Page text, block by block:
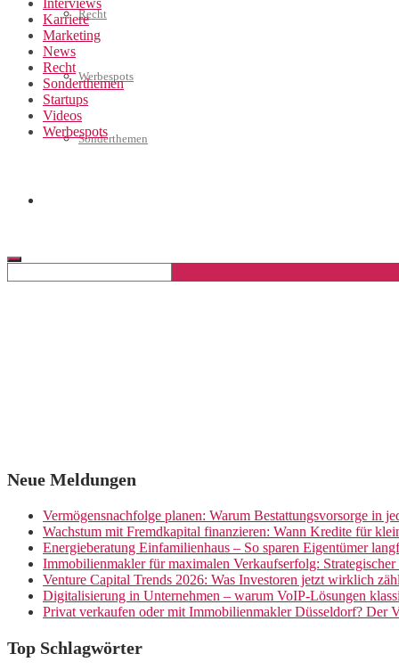
Recht
Werbespots
Sonderthemen
Interviews
Karriere
Marketing
News
Recht
Sonderthemen
Startups
Videos
Werbespots
Neue Meldungen
Vermögensnachfolge planen: Warum Bestattungsvorsorge in
Wachstum mit Fremdkapital finanzieren: Wann Kredite für
Energieberatung Einfamilienhaus – So sparen Eigentümer
Immobilienmakler für maximalen Verkaufserfolg:
Venture Capital Trends 2026: Was Investoren jetzt wirklich
Digitalisierung in Unternehmen – warum VoIP-Lösungen
Privat verkaufen oder mit Immobilienmakler Düsseldorf? Der
Top Schlagwörter